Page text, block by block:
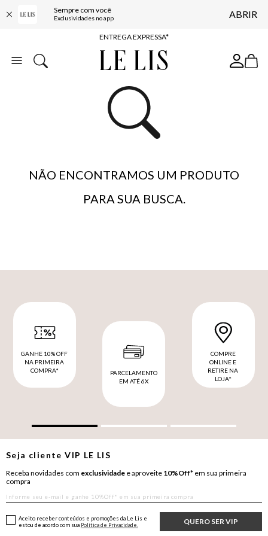
Sempre com você
Exclusividades no app ABRIR
COMPRE ONLINE E RETIRE EM LOJA*
ENTREGA EXPRESSA*
FRETE GRÁTIS*
10% OFF NA PRIMEIRA COMPRA*
NÃO ENCONTRAMOS UM PRODUTO
PARA SUA BUSCA.
GANHE 10% OFF
NA PRIMEIRA
COMPRA*
PARCELAMENTO
EM ATÉ 6X
COMPRE
ONLINE E
RETIRE NA
LOJA*
Seja clienteVIP LE LIS
Receba novidades com exclusividade e aproveite 10%Off* em sua primeira
compra
QUERO SER VIP
Aceito receber conteúdos e promoções da Le Lis e
estou de acordo com sua Política de Privacidade.